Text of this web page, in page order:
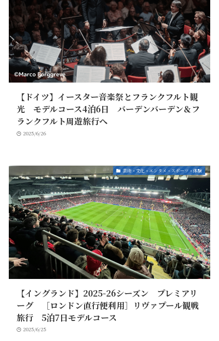
【ドイツ】イースター音楽祭とフランクフルト観
光 モデルコース4泊6日 バーデンバーデン＆フ
ランクフルト周遊旅行へ
2025/6/26
芸術・文化・エンタメ・スポーツ・体験
【イングランド】2025-26シーズン プレミアリ
ーグ ［ロンドン直行便利用］リヴァプール観戦
旅行 5泊7日モデルコース
2025/6/25